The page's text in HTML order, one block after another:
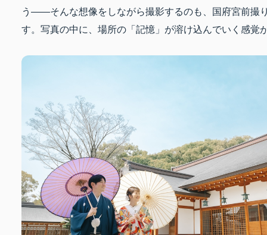
う——そんな想像をしながら撮影するのも、国府宮前撮
す。写真の中に、場所の「記憶」が溶け込んでいく感覚